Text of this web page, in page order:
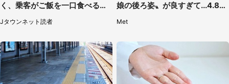
く、乗客がご飯を一口食べると
（茨城県・50代女性）
Jタウンネット読者
娘の後ろ姿〟が良すぎて...4.8万
Met